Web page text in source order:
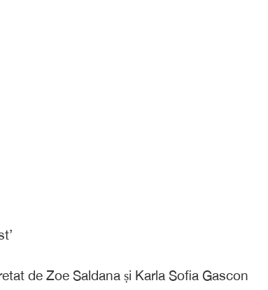
de Zoe Saldana și Karla Sofia Gascon